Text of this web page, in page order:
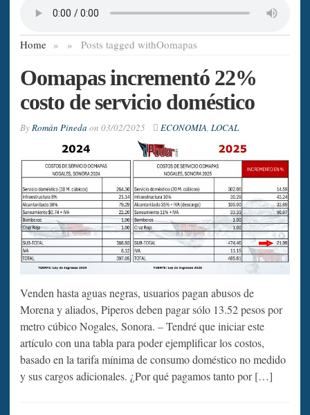
Home » Posts tagged with
» Oomapas
Oomapas incrementó 22%
costo de servicio doméstico
ByRomán Pineda on 03/02/2025 ECONOMIA, LOCAL
Venden hasta aguas negras, usuarios pagan abusos de
Morena y aliados, Piperos deben pagar sólo 13.52 pesos por
metro cúbico Nogales, Sonora. – Tendré que iniciar este
artículo con una tabla para poder ejemplificar los costos,
basado en la tarifa mínima de consumo doméstico no medido
y sus cargos adicionales. ¿Por qué pagamos tanto por […]